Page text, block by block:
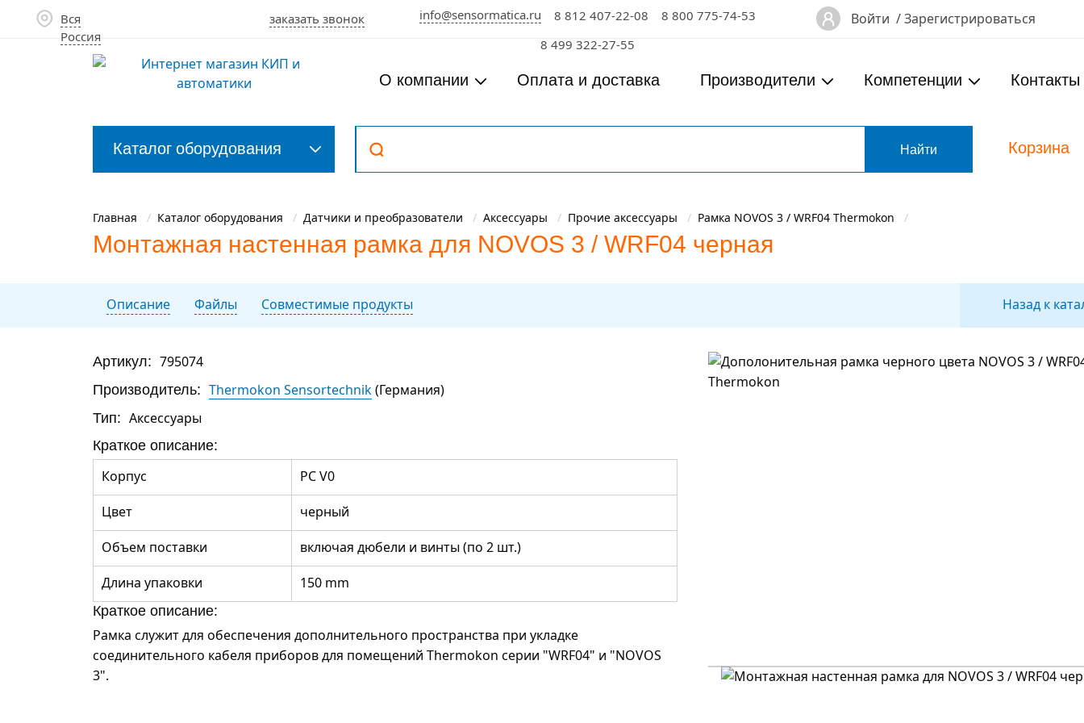
Вся
Россия
заказать звонок info@sensormatica.ru 8 812 407-22-08
8 800 775-74-53
8 499 322-27-55
Войти /Зарегистрироваться
О компании Оплата и доставка Производители Компетенции Контакты
Каталог оборудования Корзина
Главная Каталог оборудования Датчики и преобразователи Аксессуары Прочие аксессуары Рамка NOVOS 3 / WRF04 Thermokon
Монтажная настенная рамка для NOVOS 3 / WRF04 черная
Описание Файлы Совместимые продукты Назад к
Артикул: 795074
Производитель: Thermokon Sensortechnik(Германия)
Тип: Аксессуары
Краткое описание:
Корпус
PC V0
Цвет
черный
Объем поставки
включая дюбели и винты (по 2 шт.)
Длина упаковки
150 mm
Краткое описание:
Рамка служит для обеспечения дополнительного пространства при укладке
соединительного кабеля приборов для помещений Thermokon серии "WRF04" и "NOVOS
3".